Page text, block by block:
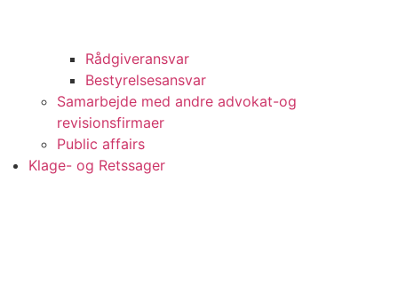
Rådgiveransvar
Bestyrelsesansvar
Samarbejde med andre advokat-og
revisionsfirmaer
Public affairs
Klage- og Retssager